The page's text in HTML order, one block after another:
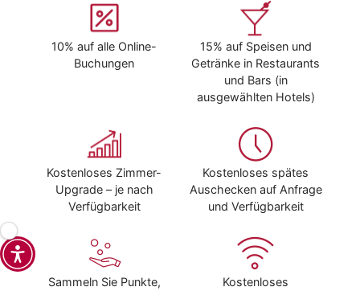
10% auf alle Online-
Buchungen
15% auf Speisen und
Getränke in Restaurants
und Bars (in
ausgewählten Hotels)
Kostenloses Zimmer-
Upgrade – je nach
Verfügbarkeit
Kostenloses spätes
Auschecken auf Anfrage
und Verfügbarkeit
Sammeln Sie Punkte,
Kostenloses